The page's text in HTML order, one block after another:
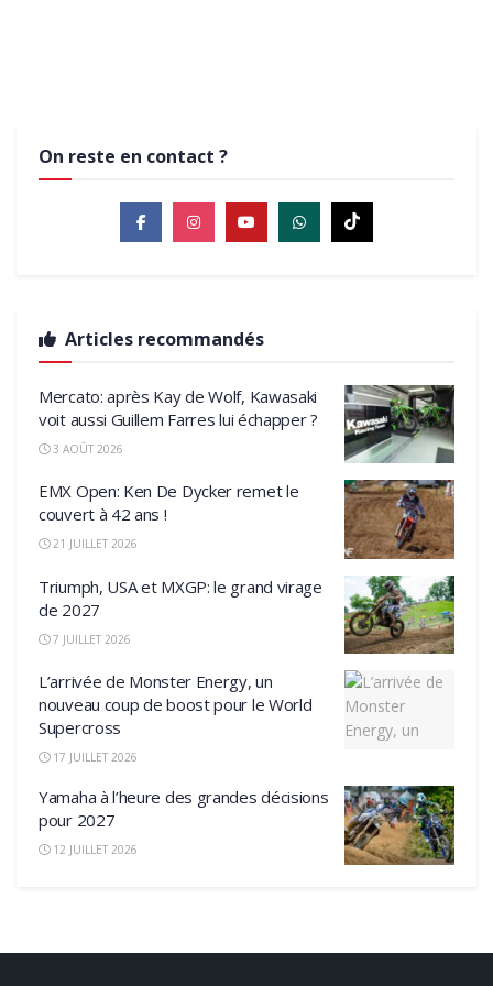
On reste en contact ?
Articles recommandés
Mercato: après Kay de Wolf, Kawasaki
voit aussi Guillem Farres lui échapper ?
3 AOÛT 2026
EMX Open: Ken De Dycker remet le
couvert à 42 ans !
21 JUILLET 2026
Triumph, USA et MXGP: le grand virage
de 2027
7 JUILLET 2026
L’arrivée de Monster Energy, un
nouveau coup de boost pour le World
Supercross
17 JUILLET 2026
Yamaha à l’heure des grandes décisions
pour 2027
12 JUILLET 2026